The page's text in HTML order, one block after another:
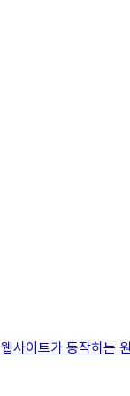
웹사이트가 동작하는